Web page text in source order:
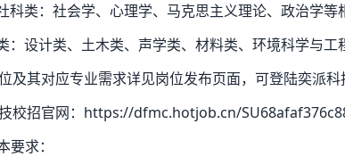
科类：社会学、心理学、马克思主义理论、政治学等
：设计类、土木类、声学类、材料类、环境科学与工
及其对应专业需求详见岗位发布页面， 可登陆奕派科
校招官网：https://dfmc.hotjob.cn/
要求：